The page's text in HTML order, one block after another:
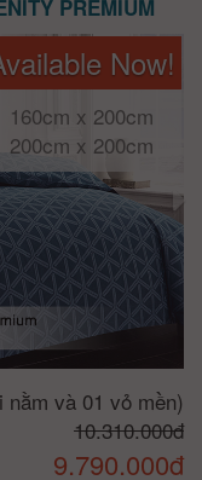
PREMIUM
Now!
160cm x 200cm
200cm x 200cm
và 01 vỏ mền)
10.310.000đ
9.790.000đ